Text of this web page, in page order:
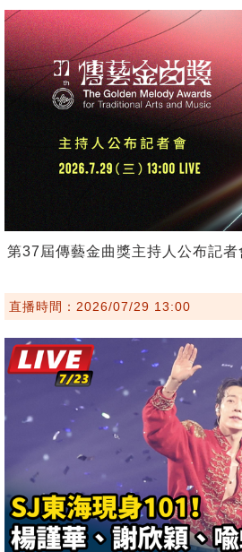
第37屆傳藝金曲獎主持人公布記者
直播時間：2026/07/29 13:00